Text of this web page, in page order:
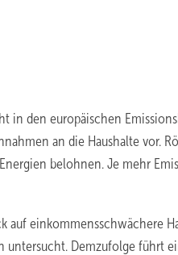
in den europäischen
an die Haushalte vor.
belohnen. Je mehr
auf einkommensschwächere
untersucht. Demzufolge führt